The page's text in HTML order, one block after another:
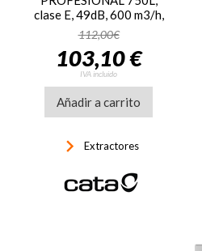
clase E, 49dB, 600 m3/h,
blanco
112,00€
103,10 €
IVA incluido
Añadir a carrito
keyboard_arrow_right Extractores